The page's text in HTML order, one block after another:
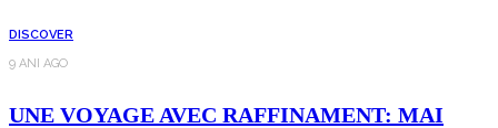
DISCOVER
9 ANI AGO
UNE VOYAGE AVEC RAFFINAMENT: MAI